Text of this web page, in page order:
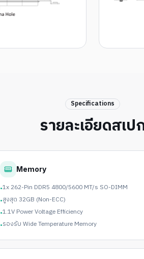
Specifications
รายละเอียดสเป
Memory
•1x 262-Pin DDR5 4800/5600 MT/s SO-DIMM
•สูงสุด 32GB (Non-ECC)
•1.1V Power Voltage Efficiency
•รองรับ Wide Temperature Memory